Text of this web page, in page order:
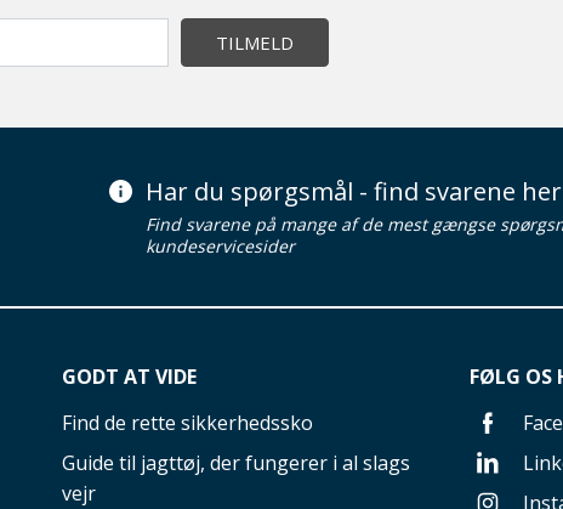
TILMELD
Har du spørgsmål - find svarene her
Find svarene på mange af de mest gængse
kundeservicesider
GODT AT VIDE
Find de rette sikkerhedssko
Guide til jagttøj, der fungerer i al slags
vejr
FØLG OS